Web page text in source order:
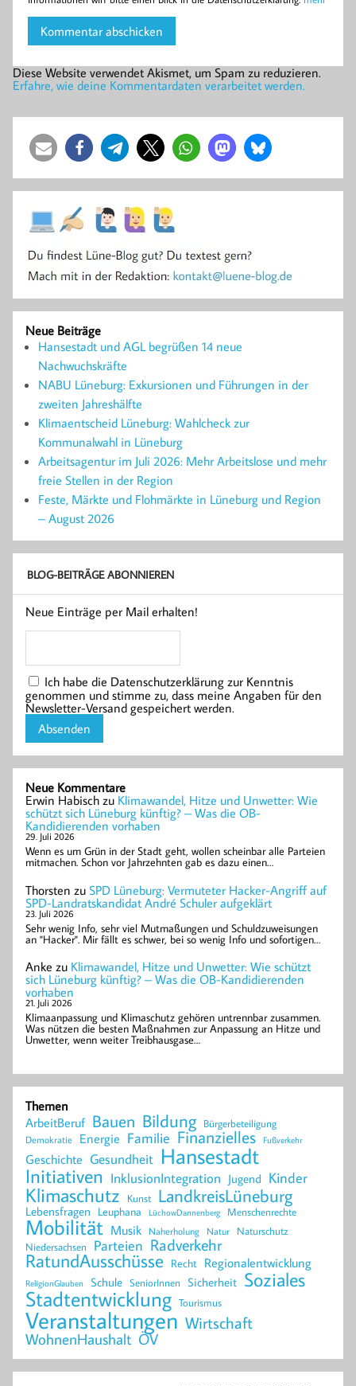
Diese Website verwendet Akismet, um Spam zu reduzieren.
Erfahre, wie deine Kommentardaten verarbeitet werden.
Neue Beiträge
Hansestadt und AGL begrüßen 14 neue
Nachwuchskräfte
NABU Lüneburg: Exkursionen und Führungen in der
zweiten Jahreshälfte
Klimaentscheid Lüneburg: Wahlcheck zur
Kommunalwahl in Lüneburg
Arbeitsagentur im Juli 2026: Mehr Arbeitslose und mehr
freie Stellen in der Region
Feste, Märkte und Flohmärkte in Lüneburg und Region
– August 2026
BLOG-BEITRÄGE ABONNIEREN
Neue Einträge per Mail erhalten!
Ich habe die Datenschutzerklärung zur Kenntnis
genommen und stimme zu, dass meine Angaben für den
Newsletter-Versand gespeichert werden.
Neue Kommentare
Erwin Habisch zu Klimawandel, Hitze und Unwetter: Wie
schützt sich Lüneburg künftig? – Was die OB-
Kandidierenden vorhaben
29. Juli 2026
Wenn es um Grün in der Stadt geht, wollen scheinbar alle Parteien
mitmachen. Schon vor Jahrzehnten gab es dazu einen…
Thorsten zu SPD Lüneburg: Vermuteter Hacker-Angriff auf
SPD-Landratskandidat André Schuler aufgeklärt
23. Juli 2026
Sehr wenig Info, sehr viel Mutmaßungen und Schuldzuweisungen
an "Hacker". Mir fällt es schwer, bei so wenig Info und sofortigen…
Anke zu Klimawandel, Hitze und Unwetter: Wie schützt
sich Lüneburg künftig? – Was die OB-Kandidierenden
vorhaben
21. Juli 2026
Klimaanpassung und Klimaschutz gehören untrennbar zusammen.
Was nützen die besten Maßnahmen zur Anpassung an Hitze und
Unwetter, wenn weiter Treibhausgase…
Themen
ArbeitBeruf Bauen Bildung Bürgerbeteiligung
Demokratie Energie Familie Finanzielles Fußverkehr
Geschichte Gesundheit Hansestadt
Initiativen InklusionIntegration Jugend Kinder
Klimaschutz Kunst LandkreisLüneburg
Lebensfragen Leuphana LüchowDannenberg Menschenrechte
Mobilität Musik Naherholung Natur Naturschutz
Niedersachsen Parteien Radverkehr
RatundAusschüsse Recht Regionalentwicklung
ReligionGlauben Schule SeniorInnen Sicherheit Soziales
Stadtentwicklung Tourismus
Veranstaltungen Wirtschaft
WohnenHaushalt ÖV